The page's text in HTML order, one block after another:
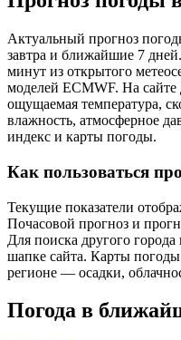
Актуальный прогноз
завтра и ближайшие 7
минут из открытого
моделей ECMWF. На сайте
ощущаемая температура,
влажность, атмосферное
индекс и карты погоды.
Как пользоваться
Текущие показатели
Почасовой прогноз и
Для поиска другого города
шапке сайта. Карты
регионе — осадки,
Погода в